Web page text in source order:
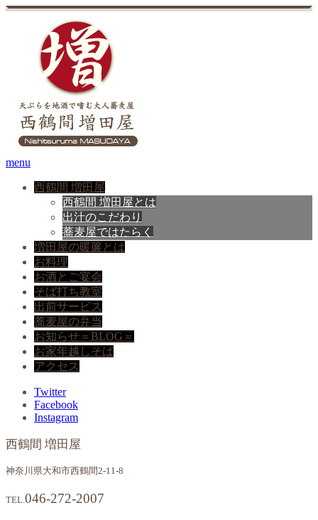
menu
西鶴間 増田屋
西鶴間 増田屋とは
出汁のこだわり
蕎麦屋ではたらく
増田屋の暖簾とは
お料理
お酒とご宴会
そば打ち教室
出前サービス
蕎麦屋の弁当
お知らせ＝BLOG＝
お家年越しそば
アクセス
Twitter
Facebook
Instagram
西鶴間 増田屋
神奈川県大和市西鶴間2-11-8
TEL.046-272-2007